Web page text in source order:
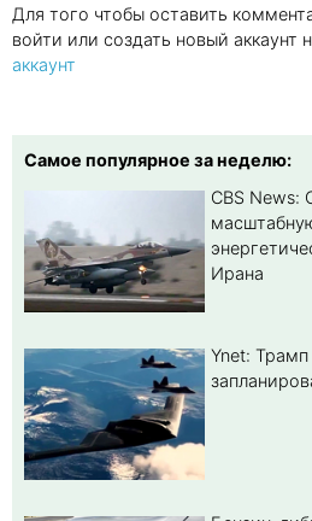
Для того чтобы оставить
войти или создать новый аккаунт
аккаунт
Самое популярное за неделю:
CBS News:
Ирана
Ynet: